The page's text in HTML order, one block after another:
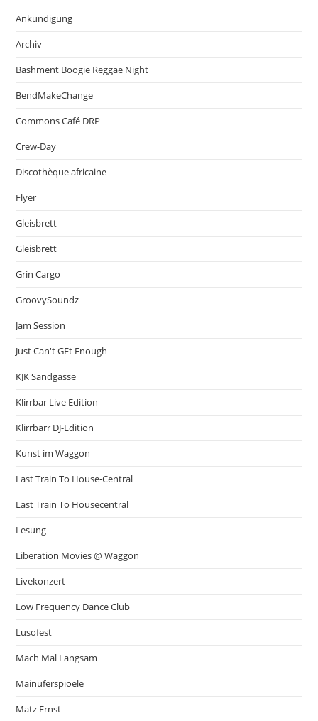
Ankündigung
Archiv
Bashment Boogie Reggae Night
BendMakeChange
Commons Café DRP
Crew-Day
Discothèque africaine
Flyer
Gleisbrett
Gleisbrett
Grin Cargo
GroovySoundz
Jam Session
Just Can't GEt Enough
KJK Sandgasse
Klirrbar Live Edition
Klirrbarr DJ-Edition
Kunst im Waggon
Last Train To House-Central
Last Train To Housecentral
Lesung
Liberation Movies @ Waggon
Livekonzert
Low Frequency Dance Club
Lusofest
Mach Mal Langsam
Mainuferspioele
Matz Ernst